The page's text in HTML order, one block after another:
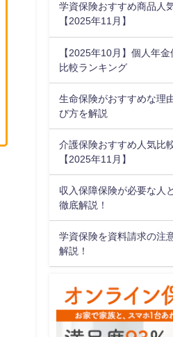
学資保険おすすめ商品人
【2025年11月】
【2025年10月】個人年
比較ランキング
生命保険がおすすめな理
び方を解説
介護保険おすすめ人気比
【2025年11月】
収入保障保険が必要な人
徹底解説！
学資保険を資料請求の注
解説！